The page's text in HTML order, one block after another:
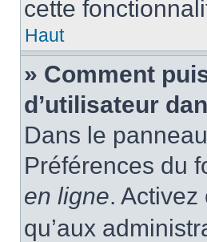
cette
Haut
» Comment
d’utilisateur
Dans le
Préférences du
en ligne.
qu’aux